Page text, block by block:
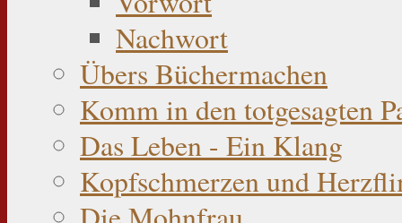
Nachwort
Übers Büchermachen
Komm in den totgesagten
Das Leben - Ein Klang
Kopfschmerzen und